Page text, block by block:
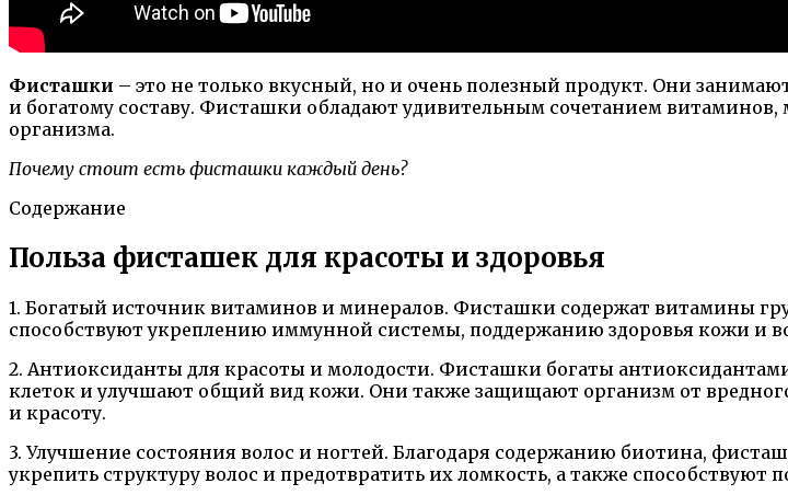
Фисташки – это не только вкусный, но и очень полезный продукт. Они
и богатому составу. Фисташки обладают удивительным сочетанием
организма.
Почему стоит есть фисташки каждый день?
Содержание
Польза фисташек для красоты и здоровья
1. Богатый источник витаминов и минералов. Фисташки содержат витамины
способствуют укреплению иммунной системы, поддержанию здоровья кожи и
2. Антиоксиданты для красоты и молодости. Фисташки богаты
клеток и улучшают общий вид кожи. Они также защищают организм от
и красоту.
3. Улучшение состояния волос и ногтей. Благодаря содержанию биотина,
укрепить структуру волос и предотвратить их ломкость, а также